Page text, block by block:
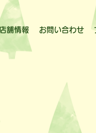
店舗情報 お問い合わせ